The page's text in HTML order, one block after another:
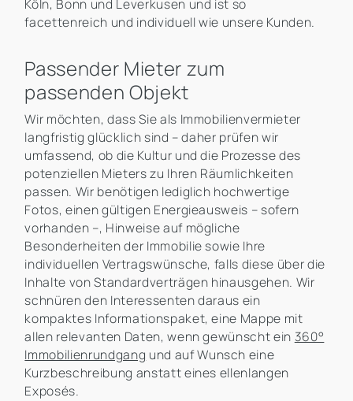
Köln, Bonn und Leverkusen und ist so
facettenreich und individuell wie unsere Kunden.
Passender Mieter zum
passenden Objekt
Wir möchten, dass Sie als Immobilienvermieter
langfristig glücklich sind – daher prüfen wir
umfassend, ob die Kultur und die Prozesse des
potenziellen Mieters zu Ihren Räumlichkeiten
passen. Wir benötigen lediglich hochwertige
Fotos, einen gültigen Energieausweis – sofern
vorhanden –, Hinweise auf mögliche
Besonderheiten der Immobilie sowie Ihre
individuellen Vertragswünsche, falls diese über die
Inhalte von Standardverträgen hinausgehen. Wir
schnüren den Interessenten daraus ein
kompaktes Informationspaket, eine Mappe mit
allen relevanten Daten, wenn gewünscht ein 360°
Immobilienrundgang und auf Wunsch eine
Kurzbeschreibung anstatt eines ellenlangen
Exposés.